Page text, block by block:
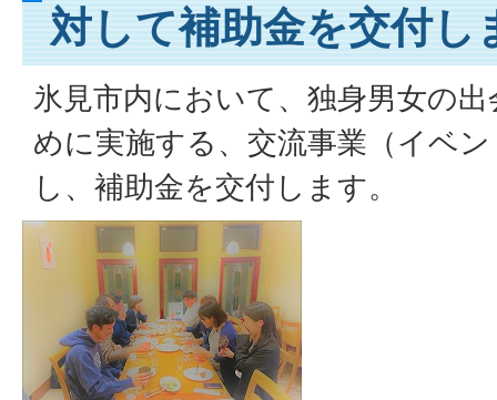
対して補助金を交付し
氷見市内において、独身男女の
めに実施する、交流事業（イベ
し、補助金を交付します。